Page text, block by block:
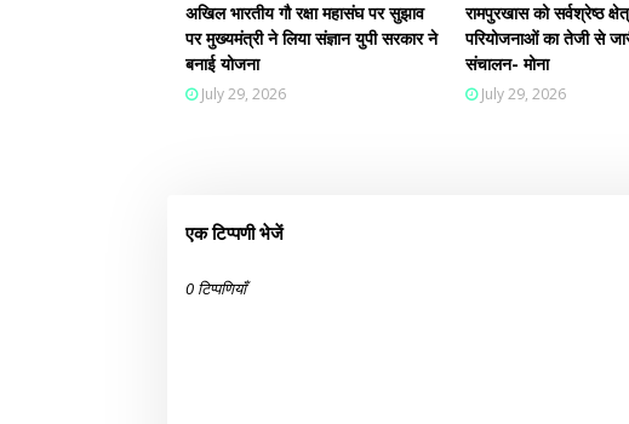
अखिल भारतीय गौ रक्षा महासंघ पर सुझाव
पर मुख्यमंत्री ने लिया संज्ञान युपी सरकार ने
बनाई योजना
July 29, 2026
रामपुरखास को सर्वश्रेष्ठ
परियोजनाओं का तेजी से
संचालन- मोना
July 29, 2026
एक टिप्पणी भेजें
0 टिप्पणियाँ